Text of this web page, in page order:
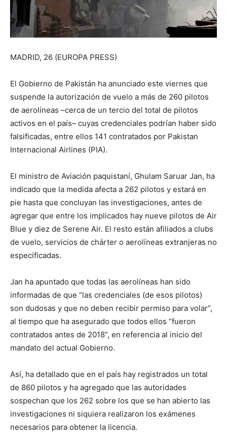
MADRID, 26 (EUROPA PRESS)
El Gobierno de Pakistán ha anunciado este viernes que
suspende la autorización de vuelo a más de 260 pilotos
de aerolíneas –cerca de un tercio del total de pilotos
activos en el país– cuyas credenciales podrían haber sido
falsificadas, entre ellos 141 contratados por Pakistan
Internacional Airlines (PIA).
El ministro de Aviación paquistaní, Ghulam Saruar Jan, ha
indicado que la medida afecta a 262 pilotos y estará en
pie hasta que concluyan las investigaciones, antes de
agregar que entre los implicados hay nueve pilotos de Air
Blue y diez de Serene Air. El resto están afiliados a clubs
de vuelo, servicios de chárter o aerolíneas extranjeras no
especificadas.
Jan ha apuntado que todas las aerolíneas han sido
informadas de que “las credenciales (de esos pilotos)
son dudosas y que no deben recibir permiso para volar”,
al tiempo que ha asegurado que todos ellos “fueron
contratados antes de 2018”, en referencia al inicio del
mandato del actual Gobierno.
Así, ha detallado que en el país hay registrados un total
de 860 pilotos y ha agregado que las autoridades
sospechan que los 262 sobre los que se han abierto las
investigaciones ni siquiera realizaron los exámenes
necesarios para obtener la licencia.